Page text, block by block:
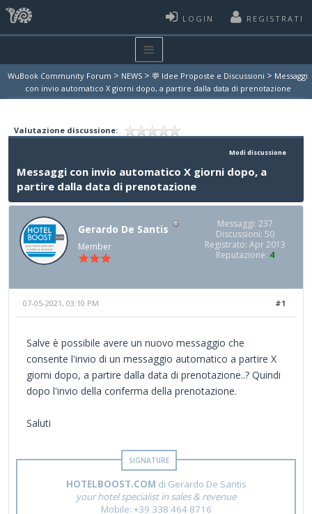
LOGIN REGISTRATI
WuBook Community Forum > NEWS > 💬 Idee Proposte e Discussioni > Messaggi
con invio automatico X giorni dopo, a partire dalla data di prenotazione
Valutazione discussione:
Modi discussione
Messaggi con invio automatico X giorni dopo, a
partire dalla data di prenotazione
Gerardo De Santis
Member
Messaggi: 237
Discussioni: 50
Registrato: Apr 2013
Reputazione: 4
#1
07-05-2021, 03:10 PM
Salve è possibile avere un nuovo messaggio che
consente l'invio di un messaggio automatico a partire X
giorni dopo, a partire dalla data di prenotazione..? Quindi
dopo l'invio della conferma della prenotazione.
Saluti
HOTELBOOST.COM di Gerardo De Santis
your hotel specialist in sales & revenue
Mobile: +39 338 464 8716